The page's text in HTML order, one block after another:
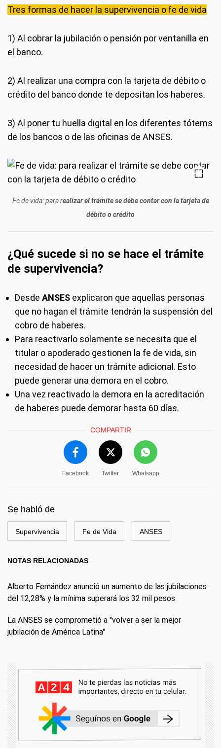
Tres formas de hacer la supervivencia o fe de vida
1) Al cobrar la jubilación o pensión por ventanilla en
el banco.
2) Al realizar una compra con la tarjeta de débito o
crédito del banco donde te depositan los haberes.
3) Al poner tu huella digital en los diferentes tótems
de los bancos o de las oficinas de ANSES.
Fe de vida: para realizar el trámite se debe contar con la tarjeta de
débito o crédito
¿Qué sucede si no se hace el trámite
de supervivencia?
Desde ANSES explicaron que aquellas personas
que no hagan el trámite tendrán la suspensión del
cobro de haberes.
Para reactivarlo solamente se necesita que el
titular o apoderado gestionen la fe de vida, sin
necesidad de hacer un trámite adicional. Esto
puede generar una demora en el cobro.
Una vez reactivado la demora en la acreditación
de haberes puede demorar hasta 60 días.
COMPARTIR
Facebook Twitter Whatsapp
Se habló de
Supervivencia Fe de Vida ANSES
NOTAS RELACIONADAS
Alberto Fernández anunció un aumento de las jubilaciones
del 12,28% y la mínima superará los 32 mil pesos
La ANSES se comprometió a "volver a ser la mejor
jubilación de América Latina"